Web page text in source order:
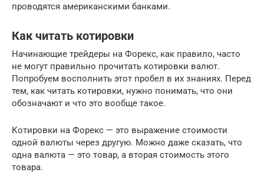
проводятся американскими банками.
Как читать котировки
Начинающие трейдеры на Форекс, как правило, часто
не могут правильно прочитать котировки валют.
Попробуем восполнить этот пробел в их знаниях. Перед
тем, как читать котировки, нужно понимать, что они
обозначают и что это вообще такое.
Котировки на Форекс — это выражение стоимости
одной валюты через другую. Можно даже сказать, что
одна валюта — это товар, а вторая стоимость этого
товара.